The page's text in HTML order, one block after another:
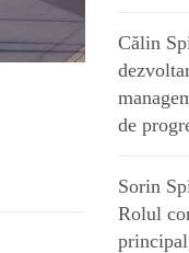
Călin
de
Sorin
Rolul